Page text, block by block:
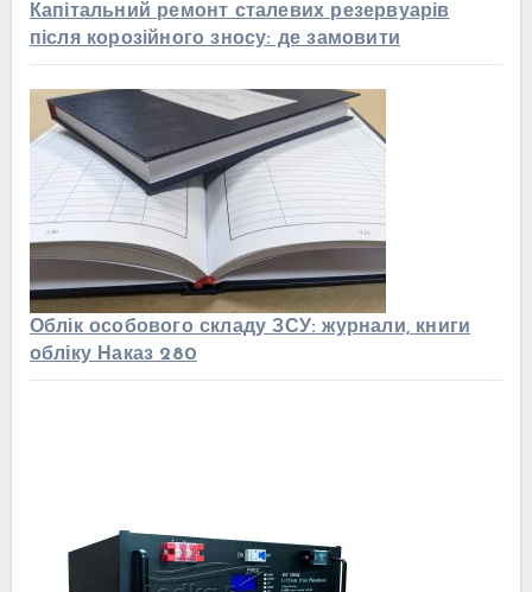
Капітальний ремонт сталевих резервуарів
після корозійного зносу: де замовити
Облік особового складу ЗСУ: журнали, книги
обліку Наказ 280